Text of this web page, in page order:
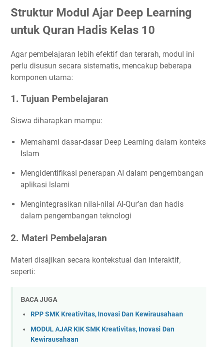
Struktur Modul Ajar Deep Learning
untuk Quran Hadis Kelas 10
Agar pembelajaran lebih efektif dan terarah, modul ini
perlu disusun secara sistematis, mencakup beberapa
komponen utama:
1. Tujuan Pembelajaran
Siswa diharapkan mampu:
Memahami dasar-dasar Deep Learning dalam konteks
Islam
Mengidentifikasi penerapan AI dalam pengembangan
aplikasi Islami
Mengintegrasikan nilai-nilai Al-Qur’an dan hadis
dalam pengembangan teknologi
2. Materi Pembelajaran
Materi disajikan secara kontekstual dan interaktif,
seperti:
BACA JUGA
RPP SMK Kreativitas, Inovasi Dan Kewirausahaan
MODUL AJAR KIK SMK Kreativitas, Inovasi Dan
Kewirausahaan